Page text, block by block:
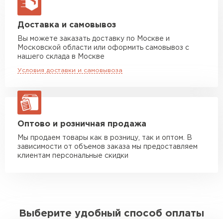
макс. длина груза 13,5 м
Манипулятор до 5 тн
Манипулятор до 10 тн
макс. длина груза 8 м
макс. длина груза 13,5 м
ЗАКАЗАТЬ С ДОСТАВКОЙ
Доставка и самовывоз
Вы можете заказать доставку по Москве и
Московской области или оформить самовывоз с
нашего склада в Москве
Условия доставки и самовывоза
Оптово и розничная продажа
Мы продаем товары как в розницу, так и оптом. В
зависимости от объемов заказа мы предоставляем
клиентам персональные скидки
Выберите удобный способ оплаты